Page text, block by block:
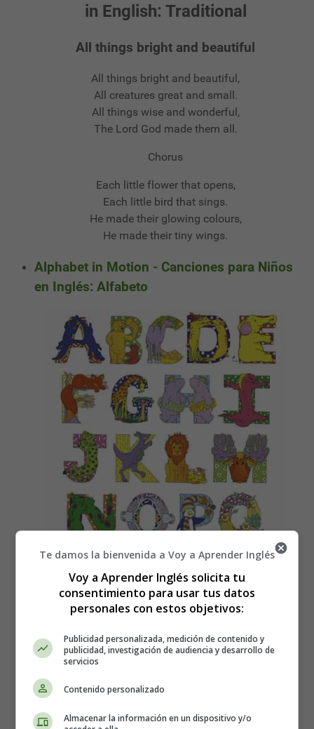
in English: Traditional
All things bright and beautiful
All things bright and beautiful,
All creatures great and small.
All things wise and wonderful,
The Lord God made them all.
Chorus
Each little flower that opens,
Each little bird that sings.
He made their glowing colours,
He made their tiny wings.
Alphabet in Motion - Canciones para Niños
en Inglés: Alfabeto
Canciones para Niños en Inglés:
Alfabeto - Songs for Children in
Te damos la bienvenida a Voy a Aprender Inglés
Voy a Aprender Inglés solicita tu
consentimiento para usar tus datos
personales con estos objetivos:
Publicidad personalizada, medición de contenido y
publicidad, investigación de audiencia y desarrollo de
servicios
Contenido personalizado
Almacenar la información en un dispositivo y/o